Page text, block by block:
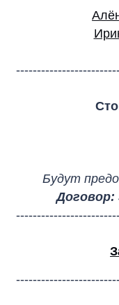
Будут
Договор: